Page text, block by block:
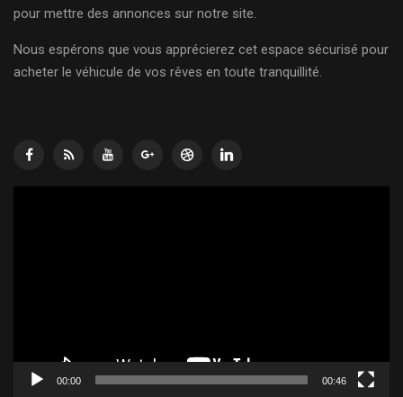
pour mettre des annonces sur notre site.
Nous espérons que vous apprécierez cet espace sécurisé pour
acheter le véhicule de vos rêves en toute tranquillité.
00:00 00:46